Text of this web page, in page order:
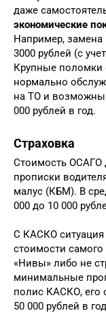
даже
экономические
Например, замена
3000 рублей (с
Крупные поломки
нормально
на ТО и
000 рублей в год.
Страховка
Стоимость ОСАГО
прописки
малус (КБМ). В
000 до 10 000
С КАСКО ситуация
стоимости
«Нивы» либо не
минимальные
полис КАСКО, его
50 000 рублей в